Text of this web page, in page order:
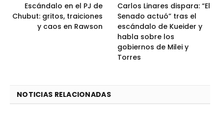
Escándalo en el PJ de
Chubut: gritos, traiciones
y caos en Rawson
Carlos Linares dispara: “El
Senado actuó” tras el
escándalo de Kueider y
habla sobre los
gobiernos de Milei y
Torres
NOTICIAS RELACIONADAS